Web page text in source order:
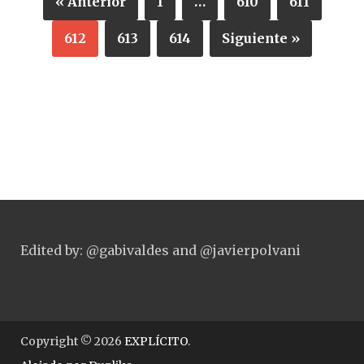
612 613 614 Siguiente »
Edited by: @gabivaldes and @javierpolvani
Copyright © 2026 EXPLÍCITO.